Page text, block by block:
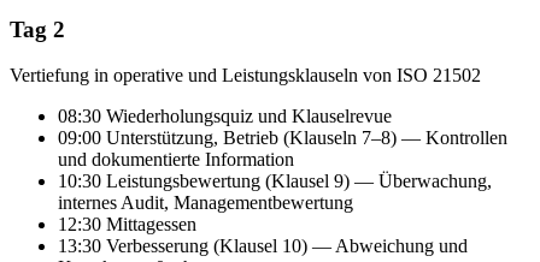
Tag 2
Vertiefung in operative und Leistungsklauseln von ISO 21502
08:30 Wiederholungsquiz und Klauselrevue
09:00 Unterstützung, Betrieb (Klauseln 7–8) — Kontrollen
und dokumentierte Information
10:30 Leistungsbewertung (Klausel 9) — Überwachung,
internes Audit, Managementbewertung
12:30 Mittagessen
13:30 Verbesserung (Klausel 10) — Abweichung und